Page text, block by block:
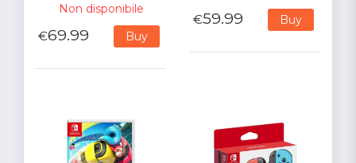
Non disponibile
€69.99 Buy
€59.99 Buy